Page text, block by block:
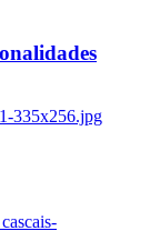
335x256.jpg